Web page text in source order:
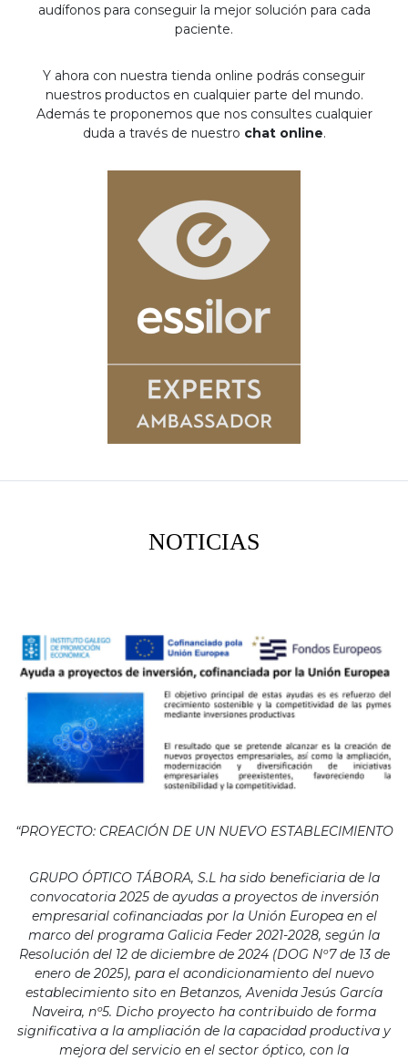
audífonos para conseguir la mejor solución para cada
paciente.
Y ahora con nuestra tienda online podrás conseguir
nuestros productos en cualquier parte del mundo.
Además te proponemos que nos consultes cualquier
duda a través de nuestro chat online.
NOTICIAS
“PROYECTO: CREACIÓN DE UN NUEVO ESTABLECIMIENTO
GRUPO ÓPTICO TÁBORA, S.L ha sido beneficiaria de la
convocatoria 2025 de ayudas a proyectos de inversión
empresarial cofinanciadas por la Unión Europea en el
marco del programa Galicia Feder 2021-2028, según la
Resolución del 12 de diciembre de 2024 (DOG Nº7 de 13 de
enero de 2025), para el acondicionamiento del nuevo
establecimiento sito en Betanzos, Avenida Jesús García
Naveira, nº5. Dicho proyecto ha contribuido de forma
significativa a la ampliación de la capacidad productiva y
mejora del servicio en el sector óptico, con la